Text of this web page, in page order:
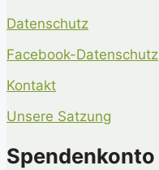
Datenschutz
Facebook-Datenschutz
Kontakt
Unsere Satzung
Spendenkonto